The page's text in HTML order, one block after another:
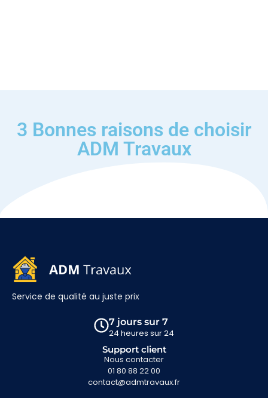
3 Bonnes raisons de choisir
ADM Travaux
Service de qualité au juste prix
7 jours sur 7
24 heures sur 24
Support client
Nous contacter
01 80 88 22 00
contact@admtravaux.fr